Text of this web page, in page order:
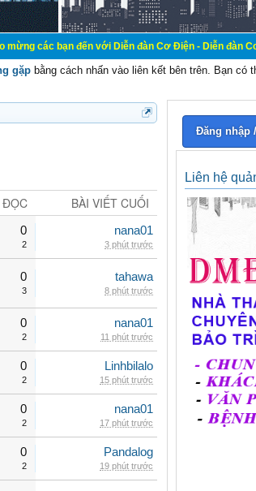
đến với Diễn đàn Cơ Điện - Diễn đàn Cơ điện là
gặp bằng cách nhấn vào liên kết bên trên. Bạn có
ĐỌC BÀI VIẾT CUỐI
0
2
nana01
3 phút trước
0
3
tahawa
8 phút trước
0
2
nana01
11 phút trước
0
2
Linhbilalo
15 phút trước
0
2
nana01
17 phút trước
0
2
Pandalog
19 phút trước
Đăng nhập
Liên hệ